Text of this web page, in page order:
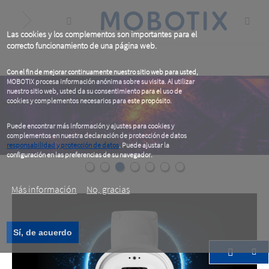
Las cookies y los complementos son importantes para el
correcto funcionamiento de una página web.
Con el fin de mejorar continuamente nuestro sitio web para usted,
MOBOTIX procesa información anónima sobre su visita. Al utilizar
nuestro sitio web, usted da su consentimiento para el uso de
cookies y complementos necesarios para este propósito.
Puede encontrar más información y ajustes para cookies y
complementos en nuestra declaración de protección de datos
responsabilidad y protección de datos. Puede ajustar la
configuración en las preferencias de su navegador.
Más información
No, gracias
Sí, de acuerdo
content